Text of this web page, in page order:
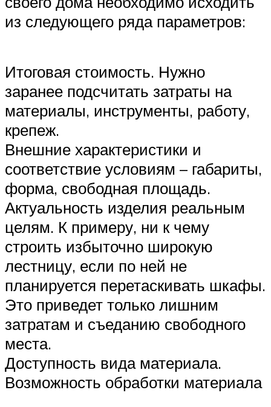
из следующего ряда параметров:
Итоговая стоимость. Нужно
заранее подсчитать затраты на
материалы, инструменты, работу,
крепеж.
Внешние характеристики и
соответствие условиям – габариты,
форма, свободная площадь.
Актуальность изделия реальным
целям. К примеру, ни к чему
строить избыточно широкую
лестницу, если по ней не
планируется перетаскивать шкафы.
Это приведет только лишним
затратам и съеданию свободного
места.
Доступность вида материала.
Возможность обработки материала